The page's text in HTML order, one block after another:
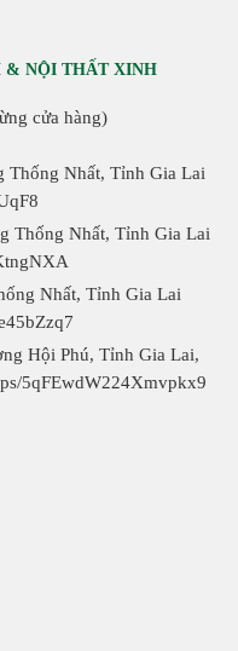
& NỘI THẤT XINH
cửa hàng)
Thống Nhất, Tỉnh Gia Lai
Thống Nhất, Tỉnh Gia Lai
Nhất, Tỉnh Gia Lai
Hội Phú, Tỉnh Gia Lai,
5qFEwdW224Xmvpkx9